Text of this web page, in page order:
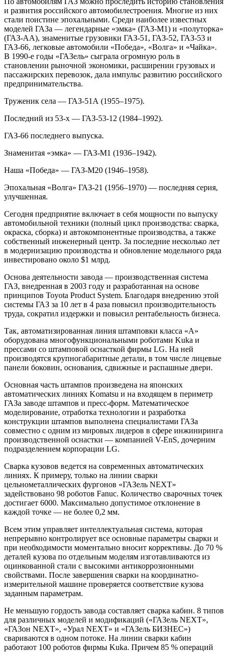
и развития российского автомобилестроения. Многие из них
стали поистине эпохальными. Среди наиболее известных
моделей ГАЗа — легендарные «эмка» (ГАЗ-М1) и «полуторка»
(ГАЗ-АА), знаменитые грузовики ГАЗ-51, ГАЗ-52, ГАЗ-53 и
ГАЗ-66, легковые автомобили «Победа», «Волга» и «Чайка».
В 1990‑е годы «ГАЗель» сыграла огромную роль в
становлении рыночной экономики, расширении грузовых и
пассажирских перевозок, дала импульс развитию российского
предпринимательства.
Труженик села — ГАЗ-51А (1955–1975).
Последний из 53‑х — ГАЗ-53‑12 (1984–1992).
ГАЗ-66 последнего выпуска.
Знаменитая «эмка» — ГАЗ-М1 (1936–1942).
Наша «Победа» — ГАЗ-М20 (1946–1958).
Эпохальная «Волга» ГАЗ-21 (1956–1970) — последняя серия,
улучшенная.
Сегодня предприятие включает в себя мощности по выпуску
автомобильной техники (полный цикл производства: сварка,
окраска, сборка) и автокомпонентные производства, а также
собственный инженерный центр. За последние несколько лет
в модернизацию производства и обновление модельного ряда
инвестировано около $1 млрд.
Основа деятельности завода — производственная система
ГАЗ, внедренная в 2003 году и разработанная на основе
принципов Toyota Product System. Благодаря внедрению этой
системы ГАЗ за 10 лет в 4 раза повысил производительность
труда, сократил издержки и повысил рентабельность бизнеса.
Так, автоматизированная линия штамповки класса «А»
оборудована многофункциональными роботами Kuka и
прессами со штамповой оснасткой фирмы LG. На ней
производятся крупногабаритные детали, в том числе лицевые
панели боковин, основания, сдвижные и распашные двери.
Основная часть штампов произведена на японских
автоматических линиях Komatsu и на входящем в периметр
ГАЗа заводе штампов и пресс-форм. Математическое
моделирование, отработка технологии и разработка
конструкции штампов выполнена специалистами ГАЗа
совместно с одним из мировых лидеров в сфере инжиниринга
производственной оснастки — компанией V-EnS, дочерним
подразделением корпорации LG.
Сварка кузовов ведется на современных автоматических
линиях. К примеру, только на линии сварки
цельнометаллических фургонов «ГАЗель NEXT»
задействовано 98 роботов Fanuc. Количество сварочных точек
достигает 6000. Максимально допустимое отклонение в
каждой точке — не более 0,2 мм.
Всем этим управляет интеллектуальная система, которая
непрерывно контролирует все основные параметры сварки и
при необходимости моментально вносит коррективы. До 70 %
деталей кузова по отдельным моделям изготавливаются из
оцинкованной стали с высокими антикоррозионными
свойствами. После завершения сварки на координатно-
измерительной машине проверяется соответствие кузова
заданным параметрам.
Не меньшую гордость завода составляет сварка кабин. 8 типов
для различных моделей и модификаций («ГАЗель NEXT»,
«ГАЗон NEXT», «Урал NEXT» и «ГАЗель БИЗНЕС»)
свариваются в одном потоке. На линии сварки кабин
работают 100 роботов фирмы Kuka. Причем 85 % операций